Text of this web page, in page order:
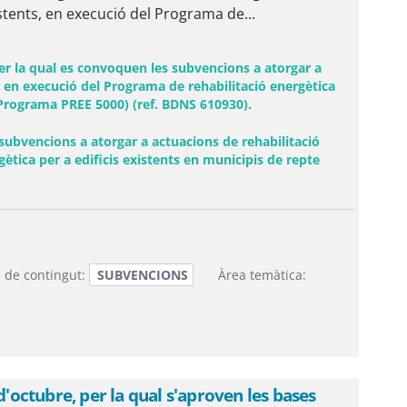
en execució del Programa de...
la qual es convoquen les subvencions a atorgar a
execució del Programa de rehabilitació energètica
PREE 5000) (ref. BDNS 610930).
a atorgar a actuacions de rehabilitació
per a edificis existents en municipis de repte
de contingut: SUBVENCIONS Àrea temàtica:
per la qual s'aproven les bases